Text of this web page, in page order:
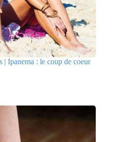
| Ipanema : le coup de coeur